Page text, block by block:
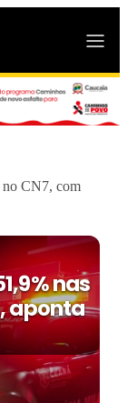
no CN7, com
nas
aponta